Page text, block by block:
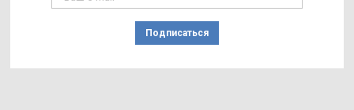
Подписаться